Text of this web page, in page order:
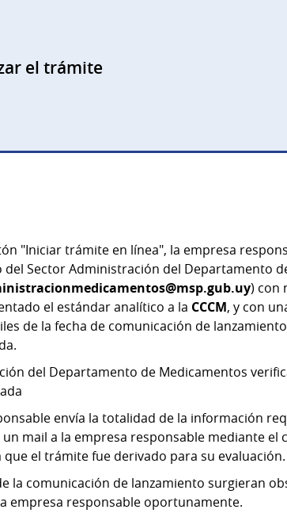
el trámite
"Iniciar trámite en línea", la empresa
Sector Administración del Departamento
) con
el estándar analítico a la CCCM, y con
de la fecha de comunicación de
del Departamento de Medicamentos
envía la totalidad de la información
mail a la empresa responsable mediante el
que el trámite fue derivado para su evaluación.
la comunicación de lanzamiento surgieran
empresa responsable oportunamente.